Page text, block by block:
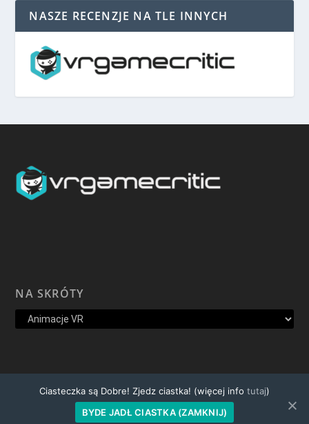
NASZE RECENZJE NA TLE INNYCH
NA SKRÓTY
© VR Polska 2020
Ciasteczka są Dobre! Zjedz ciastka! (więcej info tutaj)
BYDE JADŁ CIASTKA (ZAMKNIJ)